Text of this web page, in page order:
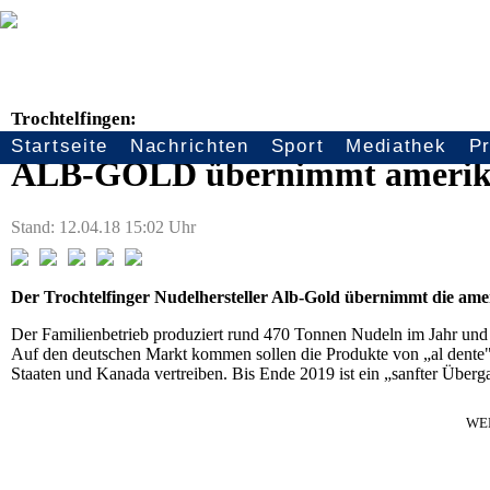
Seitennavigation
Startseite Nachrichten Sport Mediathek
Trochtelfingen:
ALB-GOLD übernimmt
Stand: 12.04.18 15:02 Uhr
Der Trochtelfinger Nudelhersteller Alb-Gold übernimmt die
Der Familienbetrieb produziert rund 470 Tonnen Nudeln im Jahr
Auf den deutschen Markt kommen sollen die Produkte von „al
Staaten und Kanada vertreiben. Bis Ende 2019 ist ein „sanfter